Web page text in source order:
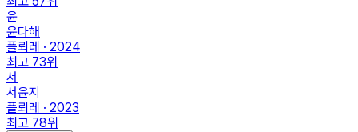
윤
윤다해
플뢰레 · 2024
최고 73위
서
서윤지
플뢰레 · 2023
최고 78위